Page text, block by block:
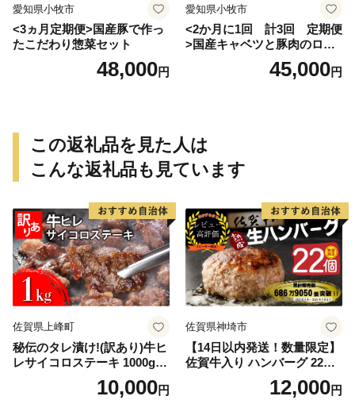
愛知県小牧市
<3ヵ月定期便>国産豚で作っ
たこだわり惣菜セット
48,000円
愛知県小牧市
<2か月に1回 計3回 定期便
>国産キャベツと豚肉のロー
ルキャベツ（6P入り）
45,000円
この返礼品を見た人は
こんな返礼品も見ています
佐賀県上峰町
秘伝のタレ漬け!(訳あり)牛ヒ
レサイコロステーキ 1000g
10,000円
佐賀県神埼市
【14日以内発送！数量限定】
佐賀牛入り ハンバーグ 22個
2.6kg(120g×22個)【佐賀牛
黒毛和牛 ブランド牛 九州 ハ
12,000円